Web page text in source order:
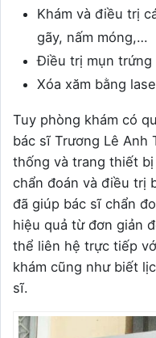
Khám và điều trị
gãy, nấm móng,…
Điều trị mụn trứng
Xóa xăm bằng
Tuy phòng khám có
bác sĩ Trương Lê Anh
thống và trang thiết
chẩn đoán và điều trị
đã giúp bác sĩ chẩn
hiệu quả từ đơn giản
thể liên hệ trực tiếp
khám cũng như biết
sĩ.